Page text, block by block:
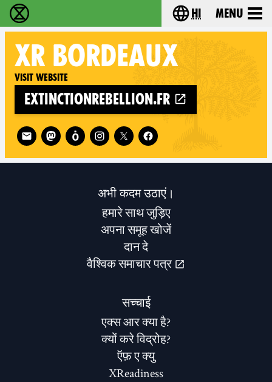
विलुप्ति विद्रोह - Home Choose your
hi Menu
XR BORDEAUX
Visit website
extinctionrebellion.fr
Follow XR Bordeaux on
अभी कदम उठाएं।
हमारे साथ जुड़िए
अपना समूह खोजें
दान दे
वैश्विक समाचार पत्र
सच्चाई
एक्स आर क्या है?
क्यों करे विद्रोह?
ऍफ़ ए क्यु
XReadiness